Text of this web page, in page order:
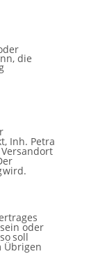
die
Inh. Petra
wird.
oder
soll
Übrigen